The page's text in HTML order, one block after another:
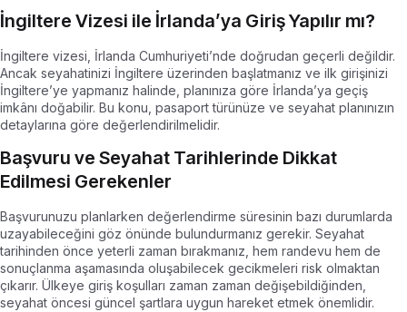
İngiltere Vizesi ile İrlanda’ya Giriş Yapılır mı?
İngiltere vizesi, İrlanda Cumhuriyeti’nde doğrudan geçerli değildir.
Ancak seyahatinizi İngiltere üzerinden başlatmanız ve ilk girişinizi
İngiltere’ye yapmanız halinde, planınıza göre İrlanda’ya geçiş
imkânı doğabilir. Bu konu, pasaport türünüze ve seyahat planınızın
detaylarına göre değerlendirilmelidir.
Başvuru ve Seyahat Tarihlerinde Dikkat
Edilmesi Gerekenler
Başvurunuzu planlarken değerlendirme süresinin bazı durumlarda
uzayabileceğini göz önünde bulundurmanız gerekir. Seyahat
tarihinden önce yeterli zaman bırakmanız, hem randevu hem de
sonuçlanma aşamasında oluşabilecek gecikmeleri risk olmaktan
çıkarır. Ülkeye giriş koşulları zaman zaman değişebildiğinden,
seyahat öncesi güncel şartlara uygun hareket etmek önemlidir.